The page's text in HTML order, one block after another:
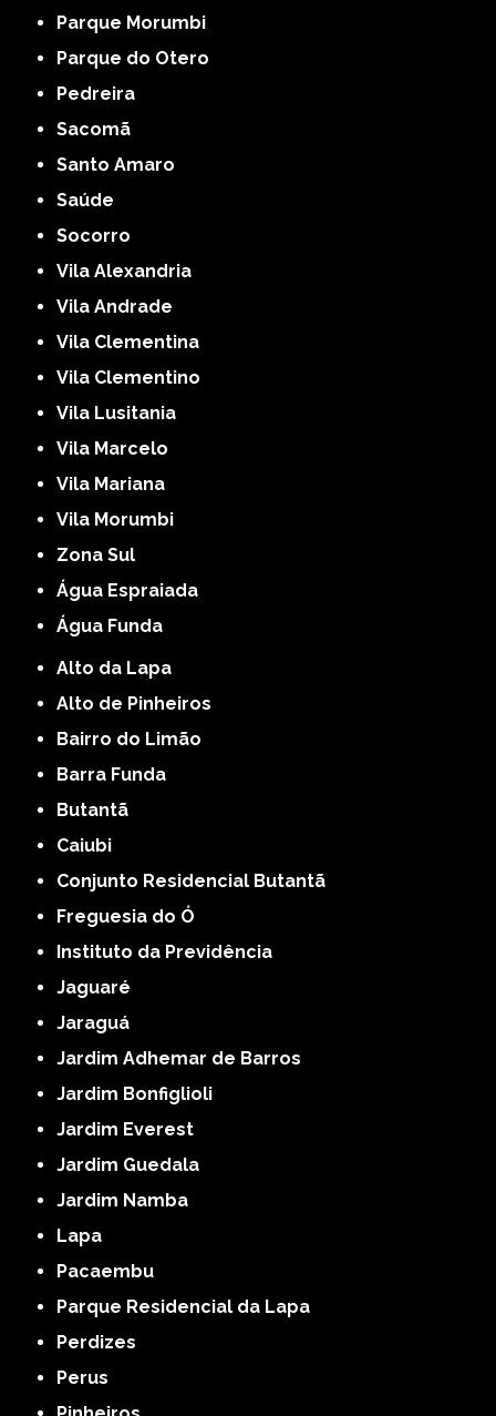
Parque Morumbi
Parque do Otero
Pedreira
Sacomã
Santo Amaro
Saúde
Socorro
Vila Alexandria
Vila Andrade
Vila Clementina
Vila Clementino
Vila Lusitania
Vila Marcelo
Vila Mariana
Vila Morumbi
Zona Sul
Água Espraiada
Água Funda
Alto da Lapa
Alto de Pinheiros
Bairro do Limão
Barra Funda
Butantã
Caiubi
Conjunto Residencial Butantã
Freguesia do Ó
Instituto da Previdência
Jaguaré
Jaraguá
Jardim Adhemar de Barros
Jardim Bonfiglioli
Jardim Everest
Jardim Guedala
Jardim Namba
Lapa
Pacaembu
Parque Residencial da Lapa
Perdizes
Perus